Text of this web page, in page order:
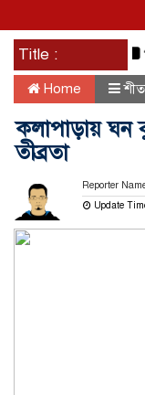
Title :
Home
কলাপাড়ায় ঘন
তীব্রতা
Reporter
Update Time